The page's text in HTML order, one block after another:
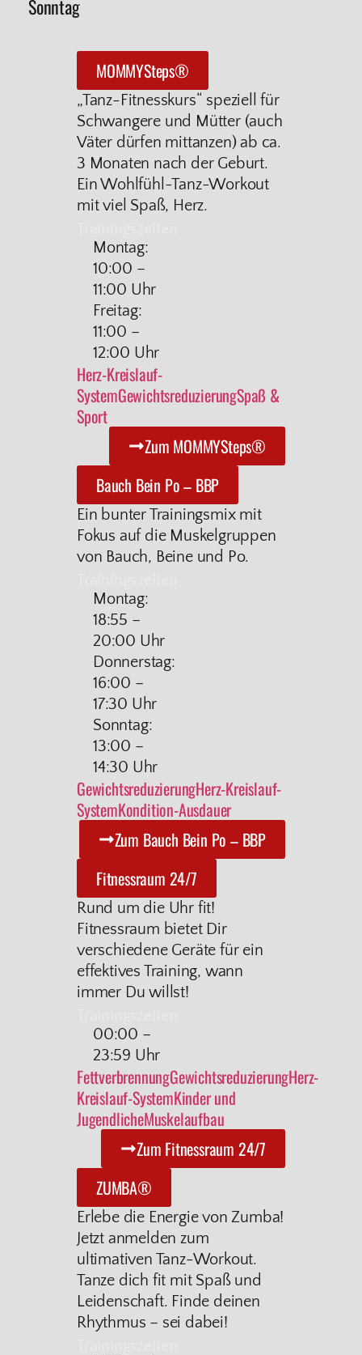
Sonntag
MOMMYSteps®
„Tanz-Fitnesskurs“ speziell für
Schwangere und Mütter (auch
Väter dürfen mittanzen) ab ca.
3 Monaten nach der Geburt.
Ein Wohlfühl-Tanz-Workout
mit viel Spaß, Herz.
Montag:
10:00 –
11:00 Uhr
Freitag:
11:00 –
12:00 Uhr
Herz-Kreislauf-
SystemGewichtsreduzierungSpaß &
Sport
Zum MOMMYSteps®
Bauch Bein Po – BBP
Ein bunter Trainingsmix mit
Fokus auf die Muskelgruppen
von Bauch, Beine und Po.
Montag:
18:55 –
20:00 Uhr
Donnerstag:
16:00 –
17:30 Uhr
Sonntag:
13:00 –
14:30 Uhr
GewichtsreduzierungHerz-Kreislauf-
SystemKondition-Ausdauer
Zum Bauch Bein Po – BBP
Fitnessraum 24/7
Rund um die Uhr fit!
Fitnessraum bietet Dir
verschiedene Geräte für ein
effektives Training, wann
immer Du willst!
00:00 –
23:59 Uhr
FettverbrennungGewichtsreduzierungHerz-
Kreislauf-SystemKinder und
JugendlicheMuskelaufbau
Zum Fitnessraum 24/7
ZUMBA®
Erlebe die Energie von Zumba!
Jetzt anmelden zum
ultimativen Tanz-Workout.
Tanze dich fit mit Spaß und
Leidenschaft. Finde deinen
Rhythmus – sei dabei!